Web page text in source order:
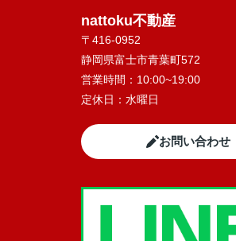
nattoku不動産
〒416-0952
静岡県富士市青葉町572
営業時間： 10:00~19:00
定休日： 水曜日
お問い合わせ